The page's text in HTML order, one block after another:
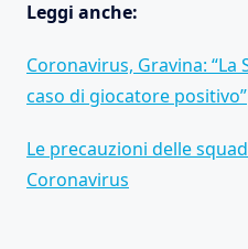
Leggi anche:
Coronavirus, Gravina: “La
caso di giocatore positivo”
Le precauzioni delle
Coronavirus